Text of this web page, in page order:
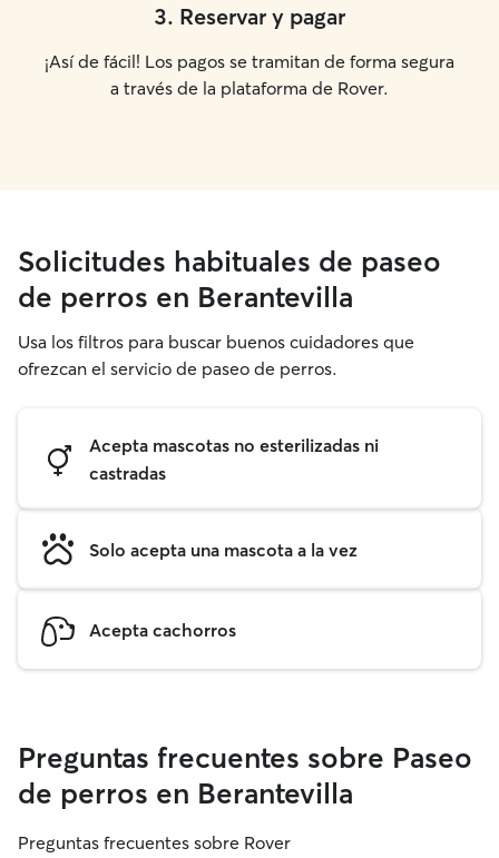
3. Reservar y pagar
¡Así de fácil! Los pagos se tramitan de forma segura
a través de la plataforma de Rover.
Solicitudes habituales de paseo
de perros en Berantevilla
Usa los filtros para buscar buenos cuidadores que
ofrezcan el servicio de paseo de perros.
Acepta mascotas no esterilizadas ni
castradas
Solo acepta una mascota a la vez
Acepta cachorros
Preguntas frecuentes sobre Paseo
de perros en Berantevilla
Preguntas frecuentes sobre Rover